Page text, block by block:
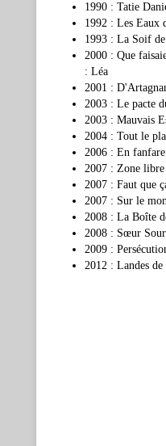
1990 : Tatie
1992 : Les Eaux
1993 : La Soif
2000 : Que
: Léa
2001 :
2003 : Le pacte
2003 : Mauvais
2004 : Tout le
2006 : En
2007 : Zone
2007 : Faut que
2007 : Sur le
2008 : La Boîte
2008 : Sœur
2009 :
2012 : Landes